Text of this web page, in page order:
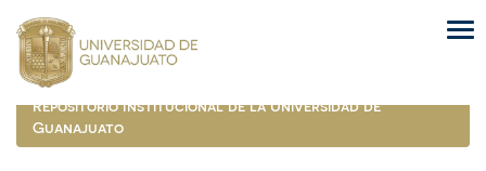
navigation
Repositorio Institucional de la Universidad de
Guanajuato